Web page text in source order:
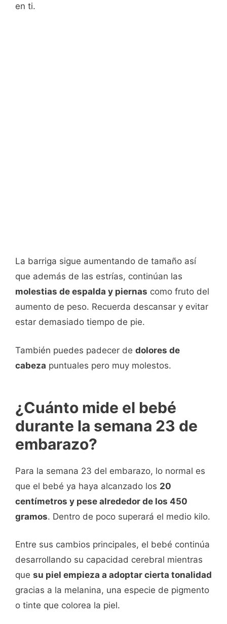
en ti.
La barriga sigue aumentando de tamaño así
que además de las estrías, continúan las
molestias de espalda y piernas como fruto del
aumento de peso. Recuerda descansar y evitar
estar demasiado tiempo de pie.
También puedes padecer de dolores de
cabeza puntuales pero muy molestos.
¿Cuánto mide el bebé
durante la semana 23 de
embarazo?
Para la semana 23 del embarazo, lo normal es
que el bebé ya haya alcanzado los 20
centímetros y pese alrededor de los 450
gramos. Dentro de poco superará el medio kilo.
Entre sus cambios principales, el bebé continúa
desarrollando su capacidad cerebral mientras
que su piel empieza a adoptar cierta tonalidad
gracias a la melanina, una especie de pigmento
o tinte que colorea la piel.